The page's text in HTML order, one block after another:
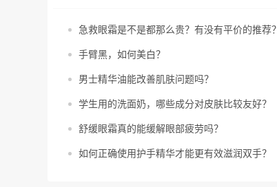
急救眼霜是不是都那么贵？有没有平价的推荐？
手臂黑，如何美白？
男士精华油能改善肌肤问题吗？
学生用的洗面奶，哪些成分对皮肤比较友好？
舒缓眼霜真的能缓解眼部疲劳吗？
如何正确使用护手精华才能更有效滋润双手？